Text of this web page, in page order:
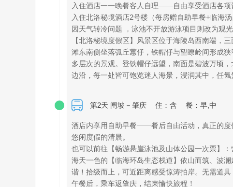
入住酒店一一晚餐客人自理——自由享受酒店各项
入住北洛秘境酒店2号楼（每房赠自助早餐+临海
因天气转冷问题 ，泳池不开放游泳项目则改为观
【北洛秘境度假区】风景区位于海陵岛西南端，
滩东南侧坐落弧丘蕙仔，铁帽仔与望瞭岭间形成
多层次的景观。登铁帽仔远望，南面是碧波万顷
边沿，每一处皆可饱览迷人海景，浸润其中，任
第2天 闸坡－肇庆 住：含 餐：早,中
酒店内享用自助早餐——餐后自由活动，真正的度
悠闲度假的清晨。
也可以前往【畅游悬崖泳池及山体公园一次票】
海天一色的【临海环岛生态栈道】依山而筑、波
谐！拾级而上，可近距离感受惊涛拍岸。无需道
午餐后，乘车返肇庆，结束愉快旅程！